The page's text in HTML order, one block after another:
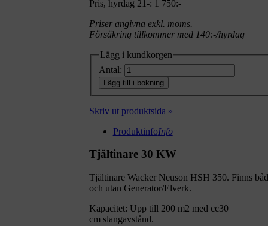
Pris, hyrdag 21-: 1 750:-
Priser angivna exkl. moms.
Försäkring tillkommer med 140:-/hyrdag
Lägg i kundkorgen
Antal:
Lägg till i bokning
Skriv ut produktsida »
ProduktinfoInfo
Tjältinare 30 KW
Tjältinare Wacker Neuson HSH 350. Finns
och utan Generator/Elverk.
Kapacitet: Upp till 200 m2 med cc30
cm slangavstånd.